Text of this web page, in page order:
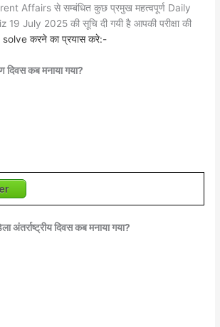
Affairs से सम्बंधित कुछ प्रमुख महत्वपूर्ण Daily
July 2025 की सूचि दी गयी है आपकी परीक्षा की
solve करने का प्रयास करे:-
दिवस कब मनाया गया?
अंतर्राष्ट्रीय दिवस कब मनाया गया?